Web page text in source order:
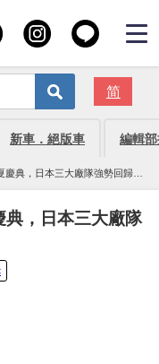
简
新車．絕版車 編輯
典，日本三大廠隊強勢回歸上
，日本三大廠隊